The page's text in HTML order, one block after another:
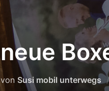
neue
von Susi mobil unterwegs